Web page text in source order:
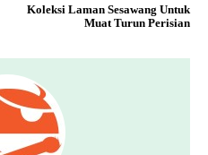
Koleksi Laman Sesawang Untuk
Muat Turun Perisian